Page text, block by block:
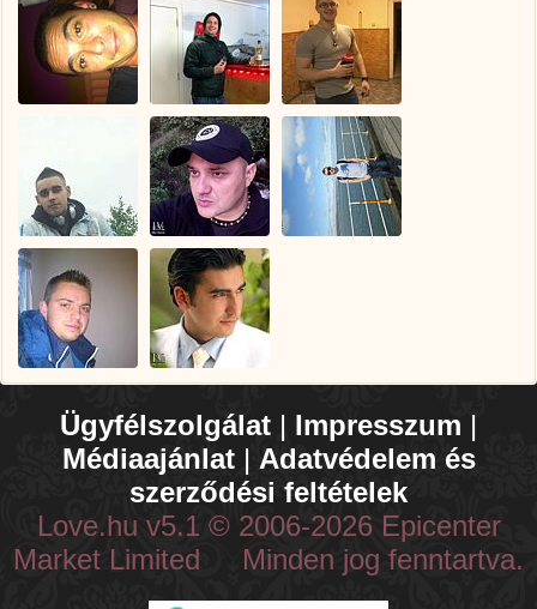
Ügyfélszolgálat | Impresszum |
Médiaajánlat| Adatvédelem és
szerződési feltételek
Love.hu v5.1 © 2006-2026 Epicenter
Market Limited Minden jog fenntartva.